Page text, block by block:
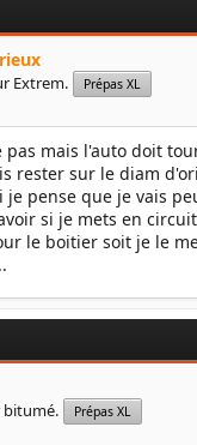
Extrem. Prépas XL
pas mais l'auto doit
rester sur le diam
pense que je vais
si je mets en
le boitier soit je le
bitumé. Prépas XL